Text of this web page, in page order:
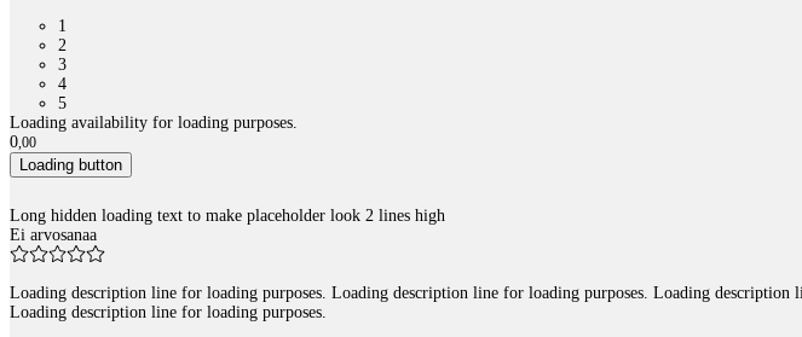
1
2
3
4
5
Loading availability for loading purposes.
0 00
Loading button
Long hidden loading text to make placeholder look 2 lines high
Ei arvosanaa
Loading description line for loading purposes. Loading description line for loading purposes. Loading
Loading description line for loading purposes.